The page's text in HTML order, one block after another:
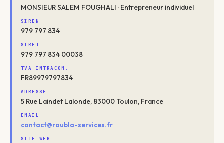
MONSIEUR SALEM FOUGHALI · Entrepreneur individuel
SIREN
979 797 834
SIRET
979 797 834 00038
TVA INTRACOM.
FR89979797834
ADRESSE
5 Rue Laindet Lalonde, 83000 Toulon, France
EMAIL
contact@roubla-services.fr
SITE WEB